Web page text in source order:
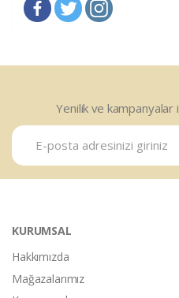
Yenilik ve
KURUMSAL
Hakkımızda
Mağazalarımız